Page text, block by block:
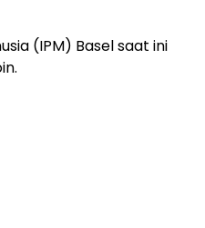
(IPM) Basel saat ini